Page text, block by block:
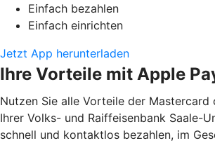
Einfach bezahlen
Einfach einrichten
Jetzt App herunterladen
Ihre Vorteile mit Apple
Nutzen Sie alle Vorteile der Mastercard
Ihrer Volks- und Raiffeisenbank Saale-
schnell und kontaktlos bezahlen, im